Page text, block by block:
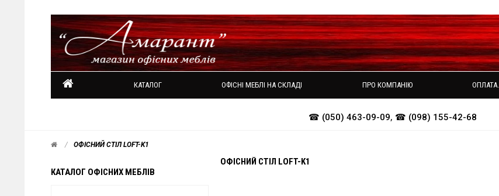
КАТАЛОГ ОФІСНІ МЕБЛІ НА СКЛАДІ ПРО КОМПАНІЮ
☎ (050) 463-09-09, ☎ (098) 155-42-68
ОФІСНИЙ СТІЛ LOFT-K1
КАТАЛОГ ОФІСНИХ МЕБЛІВ
ОФІСНИЙ СТІЛ LOFT-K1